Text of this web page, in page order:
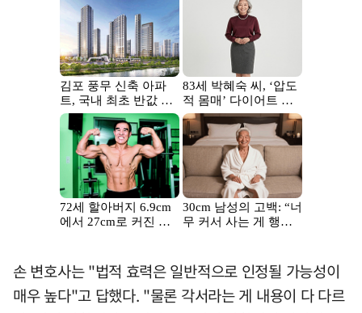
손 변호사는 "법적 효력은 일반적으로 인정될 가능성이
매우 높다"고 답했다. "물론 각서라는 게 내용이 다 다르